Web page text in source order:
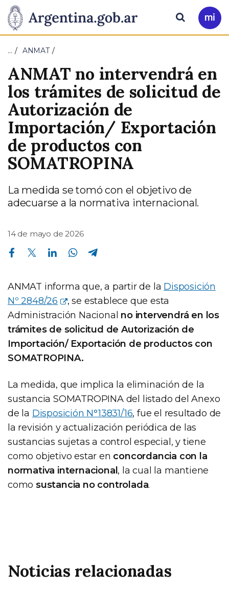
Presidencia
de
Nación
Pasar al contenido principal
Ir
a
Buscar
… ANMAT
ANMAT no intervendrá en
los trámites de solicitud de
Autorización de
Importación/ Exportación
de productos con
SOMATROPINA
La medida se tomó con el objetivo de
adecuarse a la normativa internacional.
14 de mayo de 2026
Compartir en Facebook Compartir en Twitter Compartir en Linkedin Compartir en Whatsapp
ANMAT informa que, a partir de la Disposición
Nº 2848/26
, se establece que esta
Administración Nacional no intervendrá en los
trámites de solicitud de Autorización de
Importación/ Exportación de productos con
SOMATROPINA.
La medida, que implica la eliminación de la
sustancia SOMATROPINA del listado del Anexo
de la Disposición N°13831/16, fue el resultado de
la revisión y actualización periódica de las
sustancias sujetas a control especial, y tiene
como objetivo estar en concordancia con la
normativa internacional , la cual la mantiene
como sustancia no controlada.
Noticias relacionadas